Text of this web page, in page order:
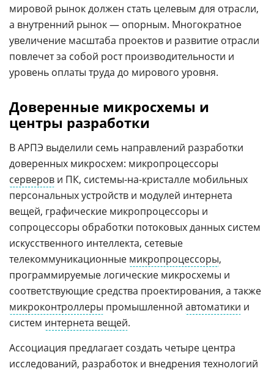
мировой рынок должен стать целевым для отрасли,
а внутренний рынок — опорным. Многократное
увеличение масштаба проектов и развитие отрасли
повлечет за собой рост производительности и
уровень оплаты труда до мирового уровня.
Доверенные микросхемы и
центры разработки
В АРПЭ выделили семь направлений разработки
доверенных микросхем: микропроцессоры
серверов и ПК, системы-на-кристалле мобильных
персональных устройств и модулей интернета
вещей, графические микропроцессоры и
сопроцессоры обработки потоковых данных систем
искусственного интеллекта, сетевые
телекоммуникационные микропроцессоры,
программируемые логические микросхемы и
соответствующие средства проектирования, а также
микроконтроллеры промышленной автоматики и
систем интернета вещей.
Ассоциация предлагает создать четыре центра
исследований, разработок и внедрения технологий